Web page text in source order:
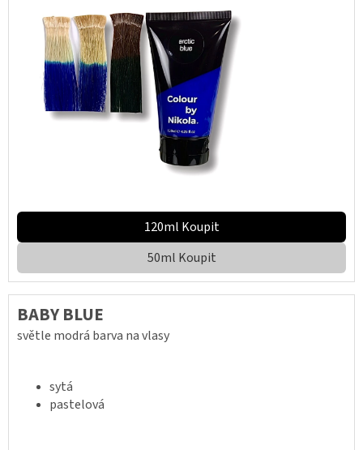
120ml Koupit
50ml Koupit
BABY BLUE
světle modrá barva na vlasy
sytá
pastelová